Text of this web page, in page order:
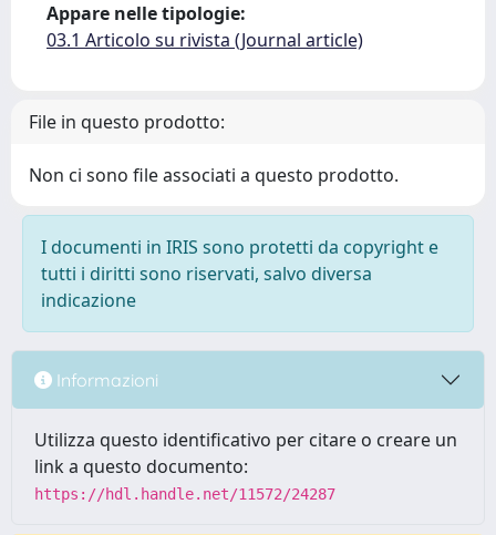
Appare nelle tipologie:
03.1 Articolo su rivista (Journal article)
File in questo prodotto:
Non ci sono file associati a questo prodotto.
I documenti in IRIS sono protetti da copyright e
tutti i diritti sono riservati, salvo diversa
indicazione
Informazioni
Utilizza questo identificativo per citare o creare un
link a questo documento:
https://hdl.handle.net/11572/24287